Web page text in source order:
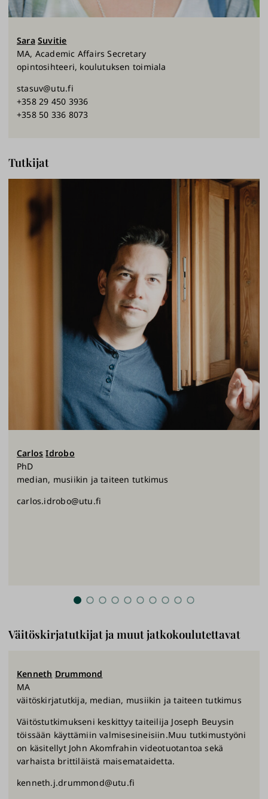
Sara Suvitie
MA, Academic Affairs Secretary
opintosihteeri, koulutuksen toimiala
stasuv@utu.fi
+358 29 450 3936
+358 50 336 8073
Tutkijat
Carlos Idrobo
PhD
median, musiikin ja taiteen tutkimus
carlos.idrobo@utu.fi
Väitöskirjatutkijat ja muut jatkokoulutettavat
Kenneth Drummond
MA
väitöskirjatutkija, median, musiikin ja taiteen tutkimus
Väitöstutkimukseni keskittyy taiteilija Joseph Beuysin
töissään käyttämiin valmisesineisiin.Muu tutkimustyöni
on käsitellyt John Akomfrahin videotuotantoa sekä
varhaista brittiläistä maisemataidetta.
kenneth.j.drummond@utu.fi